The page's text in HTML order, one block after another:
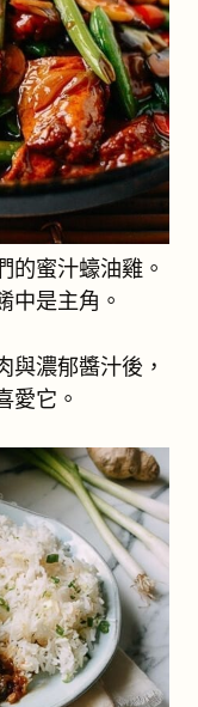
的蜜汁蠔油雞。
中是主角。
與濃郁醬汁後，
愛它。